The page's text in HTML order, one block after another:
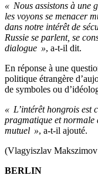
« Nous assistons à une
les voyons se menacer
dans notre intérêt de
Russie se parlent, se
dialogue », a-t-il dit.
En réponse à une
politique étrangère
de symboles ou
« L’intérêt hongrois est
pragmatique et normale
mutuel », a-t-il ajouté.
(Vlagyiszlav Makszimov
BERLIN